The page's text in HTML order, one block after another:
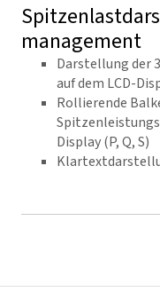
management
Darstellung der
auf dem LCD-
Rollierende
Display (P, Q, S)